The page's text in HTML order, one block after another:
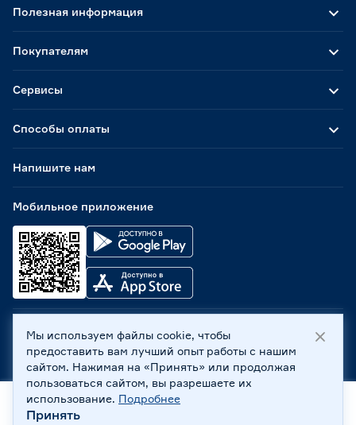
Способы оплаты
Мобильное приложение
Полезная информация
Покупателям
Сервисы
Напишите нам
ООО «Бауцентр Рус» 2004 -2026, 236029, г. Калининград,
ул. А.Невского, 205. ИНН 7702596813, КПП 390601001 ©
Все права защищены
Политика обработки персональных данных
Правовая информация
Охрана труда
Главная
Мы используем файлы cookie, чтобы
предоставить вам лучший опыт работы с нашим
сайтом. Нажимая на «Принять» или продолжая
пользоваться сайтом, вы разрешаете их
использование. Подробнее
Принять